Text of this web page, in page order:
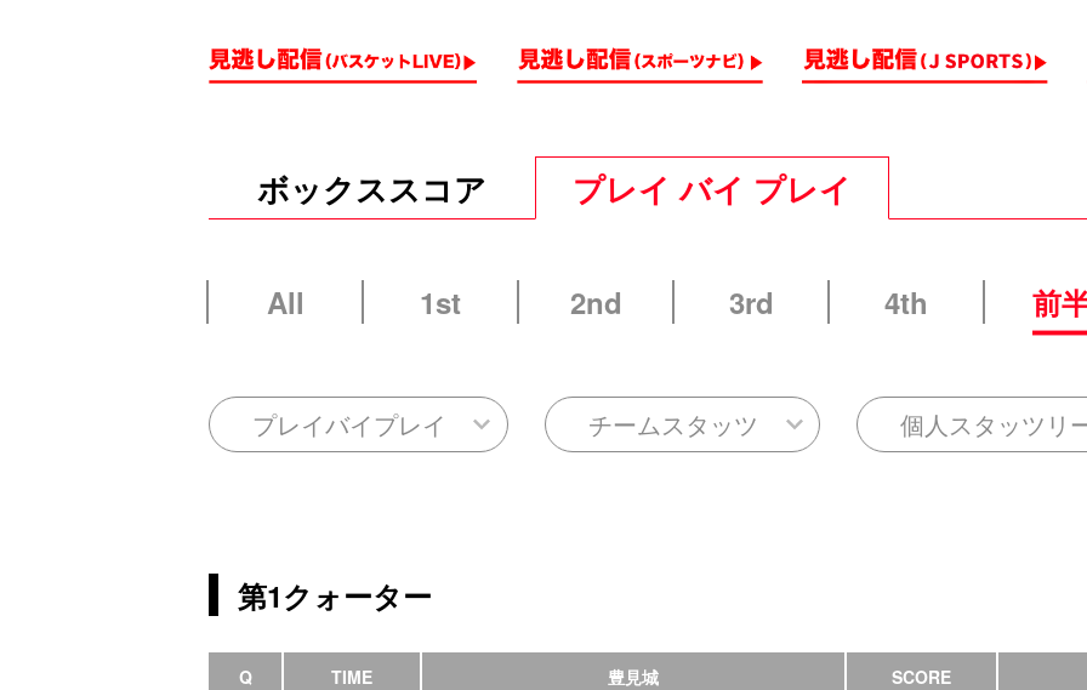
ボックススコア プレイ バイ プレイ
All 1st 2nd 3rd 4th 前
プレイバイプレイ チームスタッツ 個人スタッツリ
第1クォーター
Q TIME 豊見城 SCORE